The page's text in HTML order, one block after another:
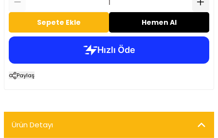
Sepete Ekle Hemen Al
Paylaş
Ürün Detayı